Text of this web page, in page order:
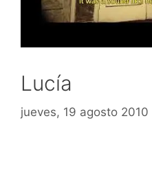
Lucía
jueves, 19 agosto 2010